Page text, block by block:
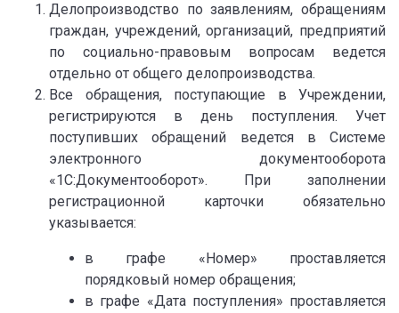
Делопроизводство по заявлениям, обращениям
граждан, учреждений, организаций, предприятий
по социально-правовым вопросам ведется
отдельно от общего делопроизводства.
Все обращения, поступающие в Учреждении,
регистрируются в день поступления. Учет
поступивших обращений ведется в Системе
электронного документооборота
«1С:Документооборот». При заполнении
регистрационной карточки обязательно
указывается:
в графе «Номер» проставляется
порядковый номер обращения;
в графе «Дата поступления» проставляется